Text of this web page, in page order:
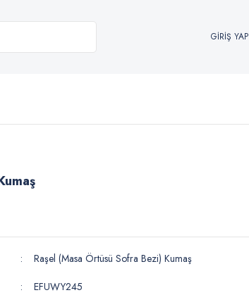
GİRİŞ YAP
Raşel (Masa Örtüsü Sofra Bezi) Kumaş
EFUWY245